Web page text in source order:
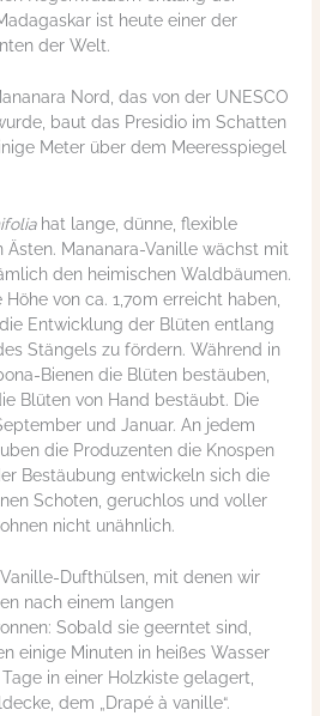
ist heute einer der
der Welt.
Nord, das von der UNESCO
baut das Presidio im Schatten
Meter über dem Meeresspiegel
hat lange, dünne, flexible
Ästen. Mananara-Vanille wächst mit
den heimischen Waldbäumen.
von ca. 1,70m erreicht haben,
Entwicklung der Blüten entlang
Stängels zu fördern.Während in
Bienen die Blüten bestäuben,
Blüten von Hand bestäubt. Die
und Januar. An jedem
die Produzenten die Knospen
Bestäubung entwickeln sich die
Schoten, geruchlos und voller
nicht unähnlich.
Dufthülsen, mit denen wir
nach einem langen
Sobald sie geerntet sind,
einige Minuten in heißes Wasser
in einer Holzkiste gelagert,
dem „Drapé à vanille“.